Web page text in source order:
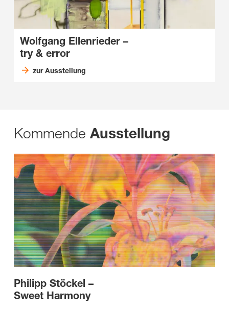
Wolfgang Ellenrieder –
try & error
zur Ausstellung
Kommende Ausstellung
Philipp Stöckel –
Sweet Harmony